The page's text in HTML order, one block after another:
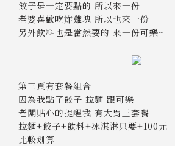
餃子是一定要點的 所以來一份
老婆喜歡吃炸雞塊 所以也來一份
另外飲料也是當然要的 來一份可樂~
第三頁有套餐組合
因為我點了餃子 拉麵 跟可樂
老闆貼心的提醒我 有大胃王套餐
拉麵+餃子+飲料+冰淇淋只要+100元
比較划算